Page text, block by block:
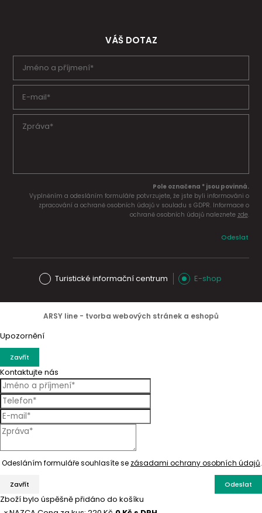
VÁŠ DOTAZ
Pole označena * jsou povinná.
Vyplněním a odesláním formuláře potvrzujete, že jste byli informováni o
zpracování a ochraně osobních údajů v souladu s GDPR. Informace o
ochraně osobních údajů naleznete zde.
Odeslat
Turistické informační centrum E-shop
ARSY line - tvorba webových stránek a eshopů
Upozornění
Zavřít
Kontaktujte nás
Odesláním formuláře souhlasíte se zásadami ochrany osobních údajů.
Zavřít Odeslat
Zboží bylo úspěšně přidáno do košíku